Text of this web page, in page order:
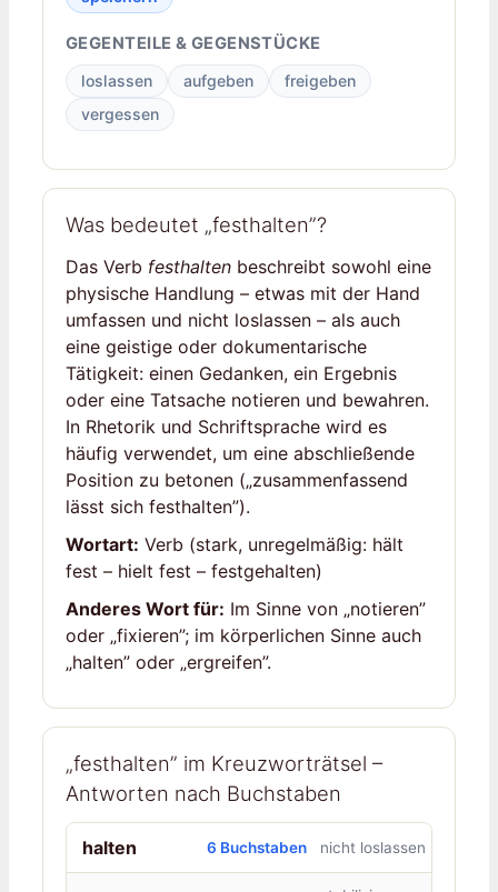
GEGENTEILE & GEGENSTÜCKE
loslassen aufgeben
freigeben
vergessen
Was bedeutet „festhalten”?
Das Verb festhalten beschreibt sowohl eine
physische Handlung – etwas mit der Hand
umfassen und nicht loslassen – als auch
eine geistige oder dokumentarische
Tätigkeit: einen Gedanken, ein Ergebnis
oder eine Tatsache notieren und bewahren.
In Rhetorik und Schriftsprache wird es
häufig verwendet, um eine abschließende
Position zu betonen („zusammenfassend
lässt sich festhalten”).
Wortart: Verb (stark, unregelmäßig: hält
fest – hielt fest – festgehalten)
Anderes Wort für: Im Sinne von „notieren”
oder „fixieren”; im körperlichen Sinne auch
„halten” oder „ergreifen”.
„festhalten” im Kreuzworträtsel –
Antworten nach Buchstaben
halten 6 Buchstaben nicht loslassen